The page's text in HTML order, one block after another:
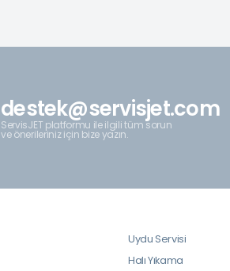
destek@servisjet.com
ServisJET platformu ile ilgili tüm sorun
ve önerileriniz için bize yazın.
Uydu Servisi
Halı Yıkama